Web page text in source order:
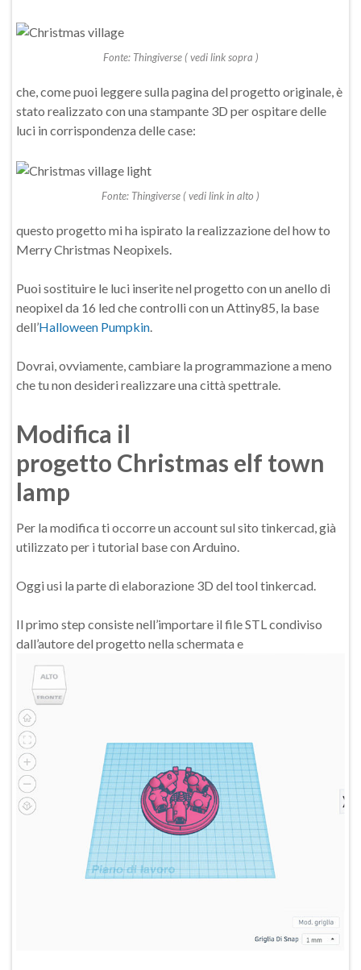
Fonte: Thingiverse ( vedi link sopra )
che, come puoi leggere sulla pagina del progetto originale, è
stato realizzato con una stampante 3D per ospitare delle
luci in corrispondenza delle case:
Fonte: Thingiverse ( vedi link in alto )
questo progetto mi ha ispirato la realizzazione del how to
Merry Christmas Neopixels.
Puoi sostituire le luci inserite nel progetto con un anello di
neopixel da 16 led che controlli con un Attiny85, la base
dell’Halloween Pumpkin
Dovrai, ovviamente, cambiare la programmazione a meno
che tu non desideri realizzare una città spettrale.
Modifica il
progetto Christmas elf town
lamp
Per la modifica ti occorre un account sul sito tinkercad, già
utilizzato per i tutorial base con Arduino.
Oggi usi la parte di elaborazione 3D del tool tinkercad.
Il primo step consiste nell’importare il file STL condiviso
dall’autore del progetto nella schermata e